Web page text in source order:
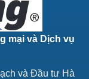
mại và Dịch vụ
và Đầu tư Hà